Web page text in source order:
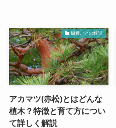
樹種ごとの解説
アカマツ(赤松)とはどんな
植木？特徴と育て方につい
て詳しく解説